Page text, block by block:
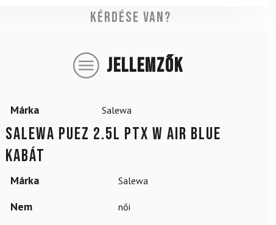
Kérdése van?
JELLEMZŐK
Márka Salewa
SALEWA Puez 2.5L PTX W Air Blue
kabát
Márka Salewa
Nem női